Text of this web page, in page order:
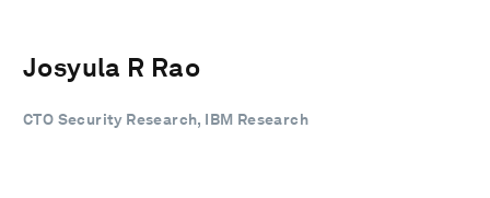
Josyula R Rao
CTO Security Research, IBM Research